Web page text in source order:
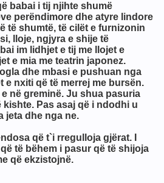
babai i tij njihte shumë
perëndimore dhe atyre lindore
të shumtë, të cilët e furnizonin
lloje, ngjyra e shije të
im lidhjet e tij me llojet e
e mia me teatrin japonez.
dhe mbasi e pushuan nga
e nxiti që të merrej me bursën.
në greminë. Ju shua pasuria
kishte. Pas asaj që i ndodhi u
jeta dhe nga ne.
që t`i rregulloja gjërat. I
të bëhem i pasur që të shijoja
që ekzistojnë.